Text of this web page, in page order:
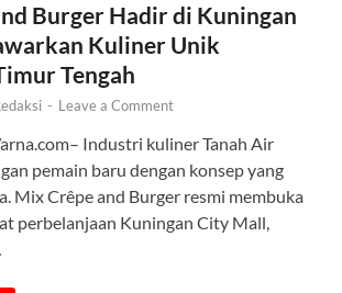
Burger Hadir di Kuningan
Kuliner Unik
Tengah
- Leave a Comment
Industri kuliner Tanah Air
pemain baru dengan konsep yang
Mix Crêpe and Burger resmi membuka
perbelanjaan Kuningan City Mall,